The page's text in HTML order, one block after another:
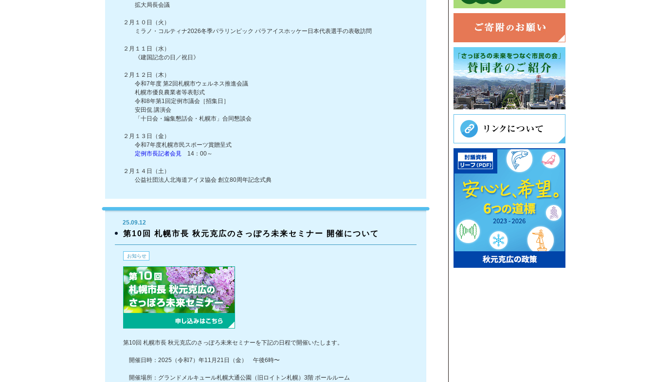
拡大局長会議
２月１０日（火）
ミラノ・コルティナ2026冬季パラリンピック パラアイスホッケー日本代表選手の表敬訪問
２月１１日（水）
《建国記念の日／祝日》
２月１２日（木）
令和7年度 第2回札幌市ウェルネス推進会議
札幌市優良農業者等表彰式
令和8年第1回定例市議会［招集日］
安田侃 講演会
「十日会・編集懇話会・札幌市」合同懇談会
２月１３日（金）
令和7年度札幌市民スポーツ賞贈呈式
定例市長記者会見
14：00～
２月１４日（土）
公益社団法人北海道アイヌ協会 創立80周年記念式典
25.09.12
第10回 札幌市長 秋元克広のさっぽろ未来セミナー 開催について
お知らせ
第10回 札幌市長 秋元克広のさっぽろ未来セミナーを下記の日程で開催いたします。
開催日時：2025（令和7）年11月21日（金） 午後6時〜
開催場所：グランドメルキュール札幌大通公園（旧ロイトン札幌）3階 ボールルーム